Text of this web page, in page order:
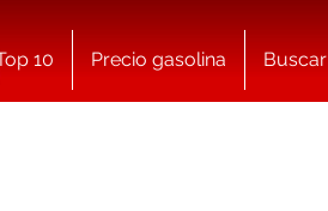
10 Precio gasolina Buscar